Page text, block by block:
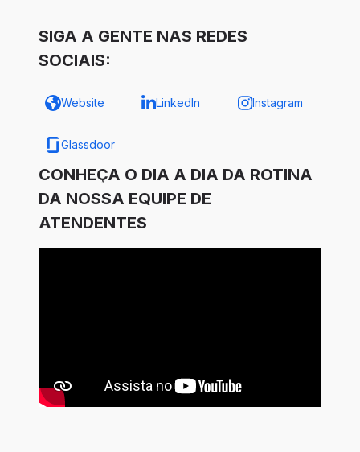
SIGA A GENTE NAS REDES
SOCIAIS:
Website LinkedIn Instagram
Glassdoor
CONHEÇA O DIA A DIA DA ROTINA
DA NOSSA EQUIPE DE
ATENDENTES